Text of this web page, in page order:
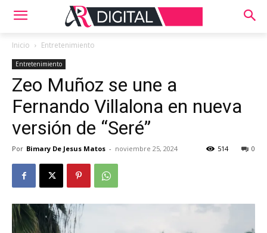
Inicio Entretenimiento
Entretenimiento
Zeo Muñoz se une a
Fernando Villalona en nueva
versión de “Seré”
Por Bimary De Jesus Matos - noviembre 25, 2024 0
514